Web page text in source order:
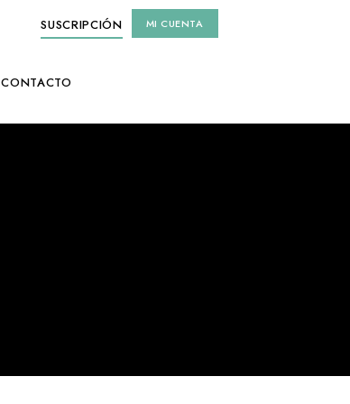
SUSCRIPCIÓN MI CUENTA
CONTACTO